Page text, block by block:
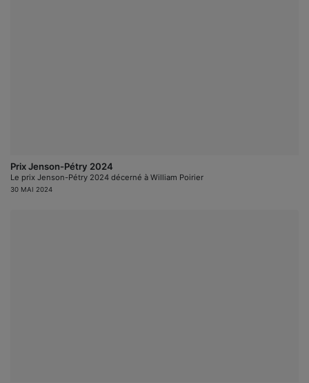
Prix Jenson-Pétry 2024
Le prix Jenson-Pétry 2024 décerné à William Poirier
30 MAI 2024